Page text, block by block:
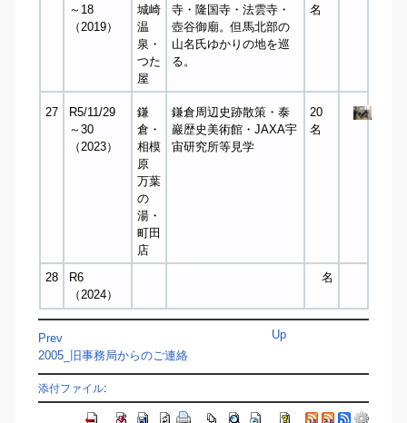
～18
（2019）
城崎
温
泉・
つた
屋
寺・隆国寺・法雲寺・
壺谷御廟。但馬北部の
山名氏ゆかりの地を巡
る。
名
27
R5/11/29
～30
（2023）
鎌
倉・
相模
原
万葉
の
湯・
町田
店
鎌倉周辺史跡散策・泰
巖歴史美術館・JAXA宇
宙研究所等見学
20
名
28
R6
（2024）
名
Prev
2005_旧事務局からのご連絡
Up
添付ファイル: